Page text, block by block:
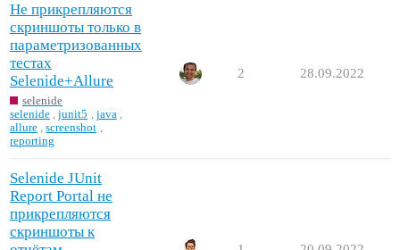
Не прикрепляются
скриншоты только в
параметризованных
тестах
Selenide+Allure
selenide
selenide ,junit5 java
allure ,screenshot
reporting
2 28.09.2022
Selenide JUnit
Report Portal не
прикрепляются
скриншоты к